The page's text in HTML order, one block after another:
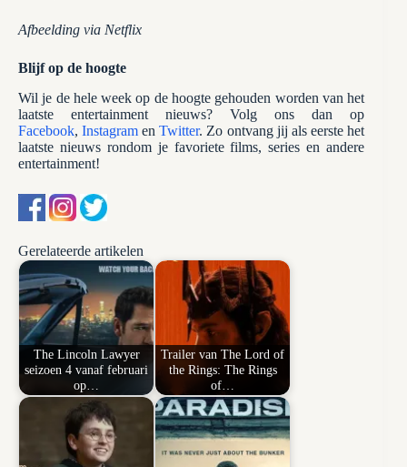
Afbeelding via Netflix
Blijf op de hoogte
Wil je de hele week op de hoogte gehouden worden van het
laatste entertainment nieuws? Volg ons dan op
Facebook,InstagramenTwitter. Zo ontvang jij als eerste het
laatste nieuws rondom je favoriete films, series en andere
entertainment!
Gerelateerde artikelen
The Lincoln Lawyer
seizoen 4 vanaf februari
op…
Trailer van The Lord of
the Rings: The Rings
of…